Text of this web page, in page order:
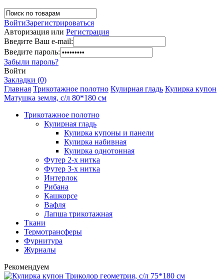
ВойтиЗарегистрироваться
Авторизация или Регистрация
Введите Ваш e-mail:
Введите пароль:
Забыли пароль?
Войти
Закладки (0)
Главная Трикотажное полотно Кулирная гладь Кулирка купон
Матушка земля, с/л 80*180 см
Трикотажное полотно
Кулирная гладь
Кулирка купоны и панели
Кулирка набивная
Кулирка однотонная
Футер 2-х нитка
Футер 3-х нитка
Интерлок
Рибана
Кашкорсе
Вафля
Лапша трикотажная
Ткани
Термотрансферы
Фурнитура
Журналы
Рекомендуем